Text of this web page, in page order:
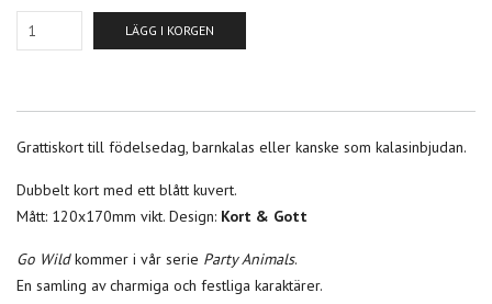
LÄGG I KORGEN
Grattiskort till födelsedag, barnkalas eller kanske som kalasinbjudan.
Dubbelt kort med ett blått kuvert.
Mått: 120x170mm vikt. Design: Kort & Gott
Go Wildkommer i vår serie Party Animals.
En samling av charmiga och festliga karaktärer.